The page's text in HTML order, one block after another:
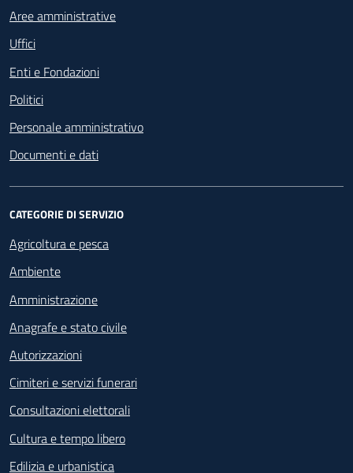
Aree amministrative
Uffici
Enti e Fondazioni
Politici
Personale amministrativo
Documenti e dati
CATEGORIE DI SERVIZIO
Agricoltura e pesca
Ambiente
Amministrazione
Anagrafe e stato civile
Autorizzazioni
Cimiteri e servizi funerari
Consultazioni elettorali
Cultura e tempo libero
Edilizia e urbanistica